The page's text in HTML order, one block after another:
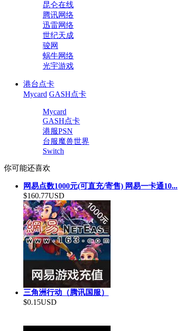
昆仑在线
腾讯网络
迅雷网络
世纪天成
骏网
蜗牛网络
光宇游戏
港台点卡
Mycard GASH点卡
Mycard
GASH点卡
港服PSN
台服魔兽世界
Switch
你可能还喜欢
网易点数1000元(可直充/寄售) 网易一卡通10...
$160.77USD
三角洲行动（腾讯国服）
$0.15USD